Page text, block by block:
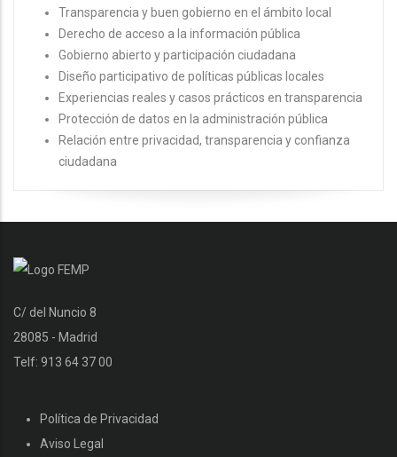
Transparencia y buen gobierno en el ámbito local
Derecho de acceso a la información pública
Gobierno abierto y participación ciudadana
Diseño participativo de políticas públicas locales
Experiencias reales y casos prácticos en transparencia
Protección de datos en la administración pública
Relación entre privacidad, transparencia y confianza
ciudadana
C/ del Nuncio 8
28085 - Madrid
Telf: 913 64 37 00
Política de Privacidad
Aviso Legal